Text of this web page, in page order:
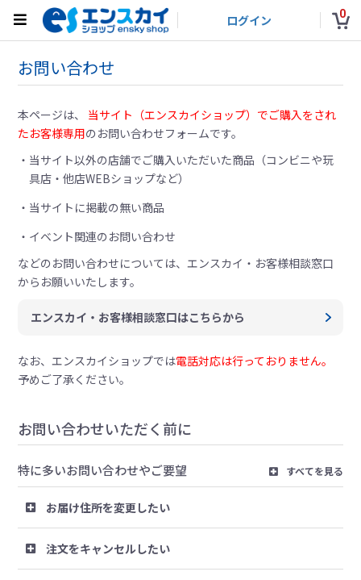
ログイン 0
お問い合わせ
本ページは、 当サイト（エンスカイショップ）でご購入をされ
たお客様専用のお問い合わせフォームです。
当サイト以外の店舗でご購入いただいた商品（コンビニや玩
具店・他店WEBショップなど）
当サイトに掲載の無い商品
イベント関連のお問い合わせ
などのお問い合わせについては、エンスカイ・お客様相談窓口
からお願いいたします。
エンスカイ・お客様相談窓口はこちらから
なお、エンスカイショップでは電話対応は行っておりません。
予めご了承ください。
お問い合わせいただく前に
特に多いお問い合わせやご要望 すべてを見る
お届け住所を変更したい
注文をキャンセルしたい